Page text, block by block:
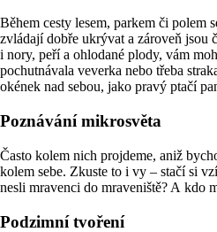
Během cesty lesem, parkem či polem
zvládají dobře ukrývat a zároveň jsou
i nory, peří a ohlodané plody, vám
pochutnávala veverka nebo třeba
okének nad sebou, jako pravý ptačí
Poznávání mikrosvěta
Často kolem nich projdeme, aniž
kolem sebe. Zkuste to i vy – stačí si
nesli mravenci do mraveniště? A kdo
Podzimní tvoření